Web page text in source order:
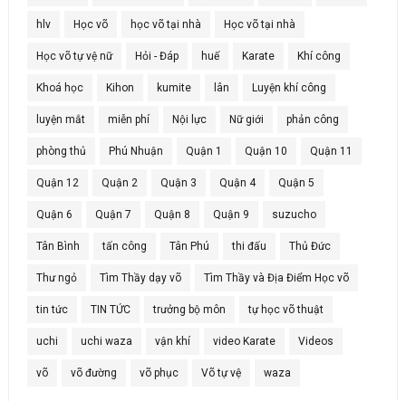
hlv Học võ học võ tại nhà Học võ tại nhà
Học võ tự vệ nữ Hỏi - Đáp huế Karate Khí công
Khoá học Kihon kumite lân Luyện khí công
luyện mắt miễn phí Nội lực Nữ giới phản công
phòng thủ Phú Nhuận Quận 1 Quận 10 Quận 11
Quận 12 Quận 2 Quận 3 Quận 4 Quận 5
Quận 6 Quận 7 Quận 8 Quận 9 suzucho
Tân Bình tấn công Tân Phú thi đấu Thủ Đức
Thư ngỏ Tìm Thầy dạy võ Tìm Thầy và Địa Điểm Học võ
tin tức TIN TỨC trưởng bộ môn tự học võ thuật
uchi uchi waza vận khí video Karate Videos
võ võ đường võ phục Võ tự vệ waza